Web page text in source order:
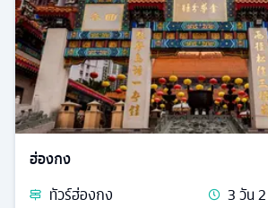
ฮ่องกง
ทัวร์ฮ่องกง 3วัน2